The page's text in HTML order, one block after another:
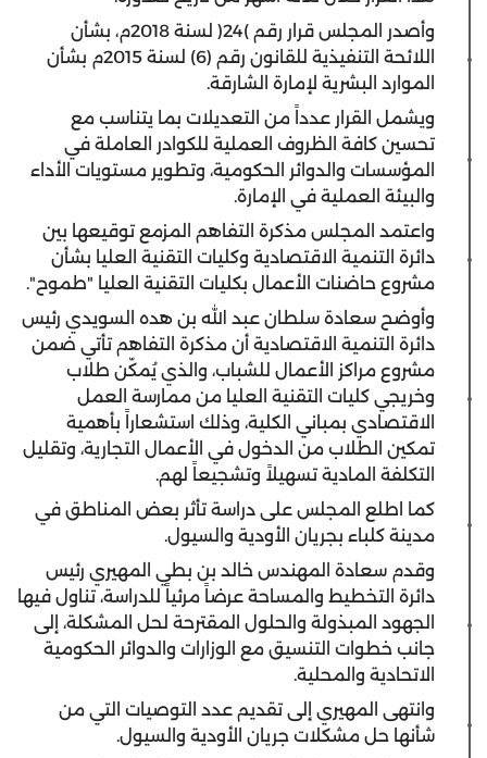
وأصدر المجلس قرار رقم )24( لسنة 2018م، بشأن
اللائحة التنفيذية للقانون رقم (6) لسنة 2015م بشأن
الموارد البشرية لإمارة الشارقة.
ويشمل القرار عدداً من التعديلات بما يتناسب مع
تحسين كافة الظروف العملية للكوادر العاملة في
المؤسسات والدوائر الحكومية، وتطوير مستويات الأداء
والبيئة العملية في الإمارة.
واعتمد المجلس مذكرة التفاهم المزمع توقيعها بين
دائرة التنمية الاقتصادية وكليات التقنية العليا بشأن
مشروع حاضنات الأعمال بكليات التقنية العليا "طموح".
وأوضح سعادة سلطان عبد الله بن هده السويدي رئيس
دائرة التنمية الاقتصادية أن مذكرة التفاهم تأتي ضمن
مشروع مراكز الأعمال للشباب، والذي يُمكّن طلاب
وخريجي كليات التقنية العليا من ممارسة العمل
الاقتصادي بمباني الكلية، وذلك استشعاراً بأهمية
تمكين الطلاب من الدخول في الأعمال التجارية، وتقليل
التكلفة المادية تسهيلاً وتشجيعاً لهم.
كما اطلع المجلس على دراسة تأثر بعض المناطق في
مدينة كلباء بجريان الأودية والسيول.
وقدم سعادة المهندس خالد بن بطي المهيري رئيس
دائرة التخطيط والمساحة عرضاً مرئياً للدراسة، تناول فيها
الجهود المبذولة والحلول المقترحة لحل المشكلة، إلى
جانب خطوات التنسيق مع الوزارات والدوائر الحكومية
الاتحادية والمحلية.
وانتهى المهيري إلى تقديم عدد التوصيات التي من
شأنها حل مشكلات جريان الأودية والسيول.